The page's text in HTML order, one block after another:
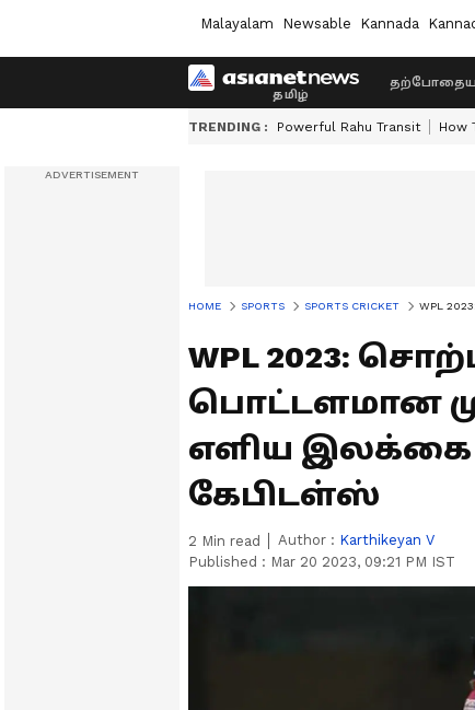
Malayalam Newsable Kannada
தற்போதைய
TRENDING : Powerful Rahu Transit How
HOME SPORTS SPORTS CRICKET WPL
WPL 2023:
பொட்டளமான
எளிய இலக்கை
கேபிடள்ஸ்
2 Min read Author : Karthikeyan V
Published : Mar 20 2023, 09:21 PM IST